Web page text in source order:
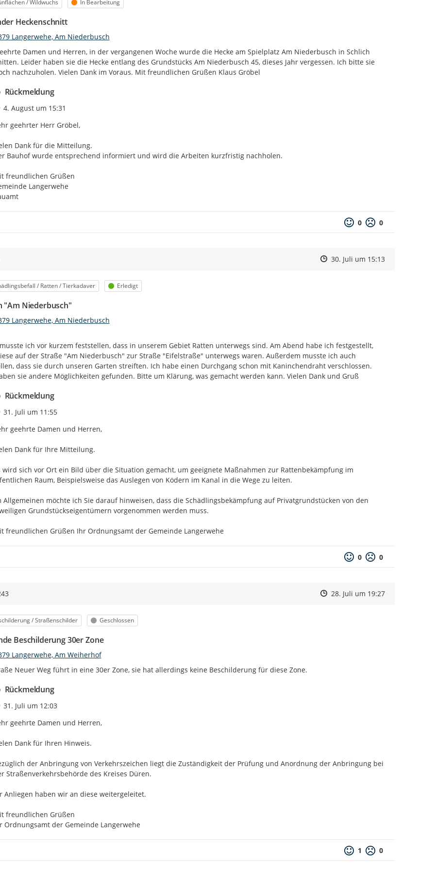
/ Wildwuchs Status
In Bearbeitung
Heckenschnitt
Langerwehe, Am Niederbusch
Damen und Herren, in der vergangenen Woche wurde die Hecke am Spielplatz Am Niederbusch in Schlich
Leider haben sie die Hecke entlang des Grundstücks Am Niederbusch 45, dieses Jahr vergessen. Ich bitte sie
nachzuholen. Vielen Dank im Voraus. Mit freundlichen Grüßen Klaus Gröbel
Rückmeldung
Zeitpunkt des Erstellens
4. August um 15:31
geehrter Herr Gröbel,
Dank für die Mitteilung.
Bauhof wurde entsprechend informiert und wird die Arbeiten kurzfristig nachholen.
freundlichen Grüßen
Langerwehe
0 0
Zeitpunkt des Erstellens
Zeitpunkt des Erstellens
30. Juli um 15:13Zur Äußerung
/ Ratten / Tierkadaver Status
Erledigt
"Am Niederbusch"
Langerwehe, Am Niederbusch
ich vor kurzem feststellen, dass in unserem Gebiet Ratten unterwegs sind. Am Abend habe ich festgestellt,
auf der Straße "Am Niederbusch" zur Straße "Eifelstraße" unterwegs waren. Außerdem musste ich auch
dass sie durch unseren Garten streiften. Ich habe einen Durchgang schon mit Kaninchendraht verschlossen.
sie andere Möglichkeiten gefunden. Bitte um Klärung, was gemacht werden kann. Vielen Dank und Gruß
Rückmeldung
Zeitpunkt des Erstellens
31. Juli um 11:55
geehrte Damen und Herren,
Dank für Ihre Mitteilung.
wird sich vor Ort ein Bild über die Situation gemacht, um geeignete Maßnahmen zur Rattenbekämpfung im
Raum, Beispielsweise das Auslegen von Ködern im Kanal in die Wege zu leiten.
Allgemeinen möchte ich Sie darauf hinweisen, dass die Schädlingsbekämpfung auf Privatgrundstücken von den
Grundstückseigentümern vorgenommen werden muss.
freundlichen Grüßen Ihr Ordnungsamt der Gemeinde Langerwehe
0 0
Zeitpunkt des Erstellens
Zeitpunkt des Erstellens
28. Juli um 19:27Zur Äußerung
/ Straßenschilder Status
Geschlossen
Beschilderung 30er Zone
Langerwehe, Am Weiherhof
Neuer Weg führt in eine 30er Zone, sie hat allerdings keine Beschilderung für diese Zone.
Rückmeldung
Zeitpunkt des Erstellens
31. Juli um 12:03
geehrte Damen und Herren,
Dank für Ihren Hinweis.
der Anbringung von Verkehrszeichen liegt die Zuständigkeit der Prüfung und Anordnung der Anbringung bei
Straßenverkehrsbehörde des Kreises Düren.
Anliegen haben wir an diese weitergeleitet.
freundlichen Grüßen
Ordnungsamt der Gemeinde Langerwehe
1 0